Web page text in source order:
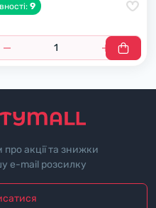
9
акції та знижки
e-mail розсилку